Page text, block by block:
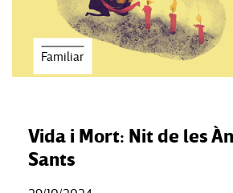
Familiar
Vida i Mort: Nit de les
Sants